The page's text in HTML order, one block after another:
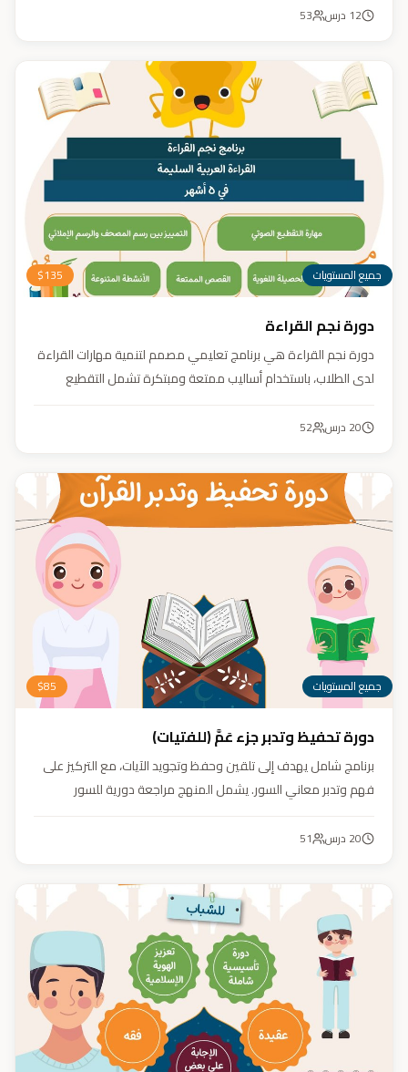
عقلك وتثري خيالك، لتمنحك رؤية جديدة للكون وتفتح لك آفاقاً لا
12 درس 53
جميع المستويات $135
دورة نجم القراءة
دورة نجم القراءة هي برنامج تعليمي مصمم لتنمية مهارات القراءة
لدى الطلاب، باستخدام أساليب ممتعة ومبتكرة تشمل التقطيع
والمحادثات. يهدف البرنامج إلى تعزيز قدرات الطلاب في التمييز بين
20 درس 52
جميع المستويات $85
دورة تحفيظ وتدبر جزء عَمَّ (للفتيات)
برنامج شامل يهدف إلى تلقين وحفظ وتجويد الآيات، مع التركيز على
فهم وتدبر معاني السور. يشمل المنهج مراجعة دورية للسور
تدعم مهارات القراءة والفهم.
20 درس 51